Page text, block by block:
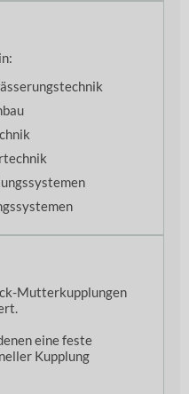
Mutterkupplungen
eine feste
Kupplung